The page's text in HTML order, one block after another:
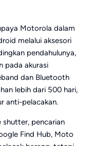
Motorola dalam
melalui aksesori
pendahulunya,
pada akurasi
dan Bluetooth
lebih dari 500 hari,
anti-pelacakan.
pencarian
Find Hub, Moto